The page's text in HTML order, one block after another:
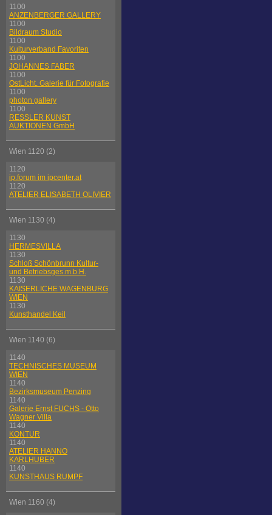
1100
ANZENBERGER GALLERY
1100
Bildraum Studio
1100
Kulturverband Favoriten
1100
JOHANNES FABER
1100
OstLicht. Galerie für Fotografie
1100
photon gallery
1100
RESSLER KUNST
AUKTIONEN GmbH
Wien 1120 (2)
1120
ip.forum im ipcenter.at
1120
ATELIER ELISABETH OLIVIER
Wien 1130 (4)
1130
HERMESVILLA
1130
Schloß Schönbrunn Kultur-
und Betriebsges.m.b.H.
1130
KAISERLICHE WAGENBURG
WIEN
1130
Kunsthandel Keil
Wien 1140 (6)
1140
TECHNISCHES MUSEUM
WIEN
1140
Bezirksmuseum Penzing
1140
Galerie Ernst FUCHS - Otto
Wagner Villa
1140
KONTUR
1140
ATELIER HANNO
KARLHUBER
1140
KUNSTHAUS RUMPF
Wien 1160 (4)